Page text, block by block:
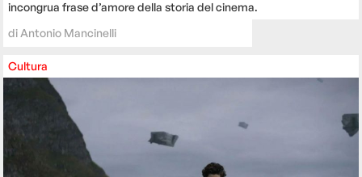
incongrua frase d’amore della storia del cinema.
diAntonio Mancinelli
Cultura